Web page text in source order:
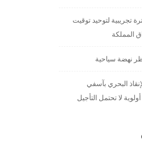
تجريبية لتوحيد توقيت
المملكة
نهضة سياحية
البحري بآسفي
لا تحتمل التأجيل